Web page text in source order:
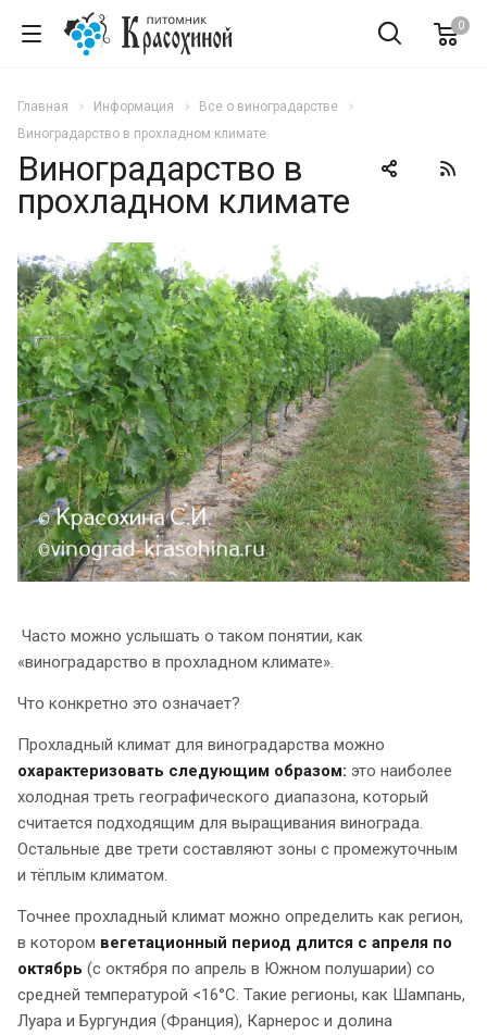
0
Главная Информация
Все о виноградарстве
Виноградарство в прохладном климате
Виноградарство в
прохладном климате
Часто можно услышать о таком понятии, как
«виноградарство в прохладном климате».
Что конкретно это означает?
Прохладный климат для виноградарства можно
охарактеризовать следующим образом: это наиболее
холодная треть географического диапазона, который
считается подходящим для выращивания винограда.
Остальные две трети составляют зоны с промежуточным
и тёплым климатом.
Точнее прохладный климат можно определить как регион,
в котором вегетационный период длится с апреля по
октябрь (с октября по апрель в Южном полушарии) со
средней температурой <16°C. Такие регионы, как Шампань,
Луара и Бургундия (Франция), Карнерос и долина